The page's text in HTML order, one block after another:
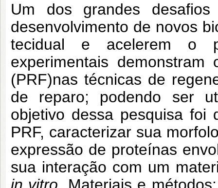
Um dos grandes
desenvolvimento de novos
tecidual e acelerem o
experimentais
(PRF)nas técnicas de
de reparo; podendo ser
objetivo dessa pesquisa foi
PRF, caracterizar sua
expressão de proteínas
sua interação com um